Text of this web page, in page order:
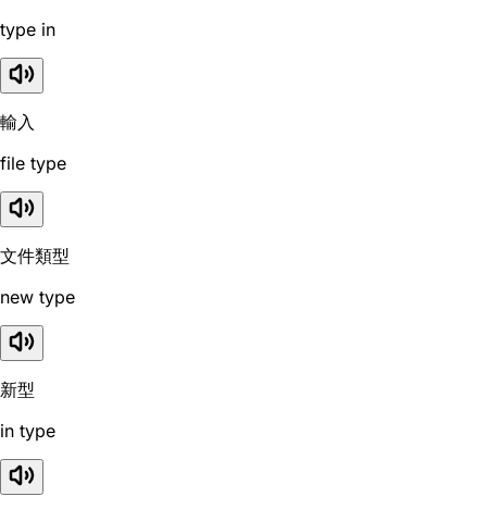
type in
輸入
file type
文件類型
new type
新型
in type